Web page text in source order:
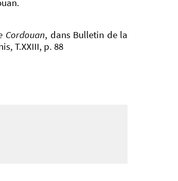
Cordouan, dans Bulletin de la
T.XXIII, p. 88